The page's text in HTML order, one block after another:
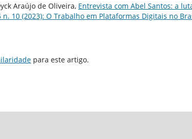
Araújo de Oliveira, Entrevista com Abel Santos: a
n. 10 (2023): O Trabalho em Plataformas Digitais no
para este artigo.